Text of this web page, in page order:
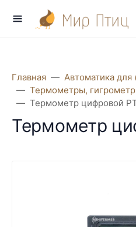
Главная
Автоматика для
Термометры,
Термометр цифровой
Термометр